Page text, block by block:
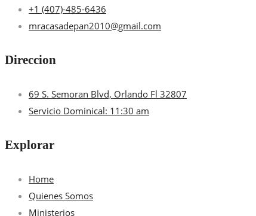
+1 (407)-485-6436
mracasadepan2010@gmail.com
Direccion
69 S. Semoran Blvd, Orlando Fl 32807
Servicio Dominical: 11:30 am
Explorar
Home
Quienes Somos
Ministerios